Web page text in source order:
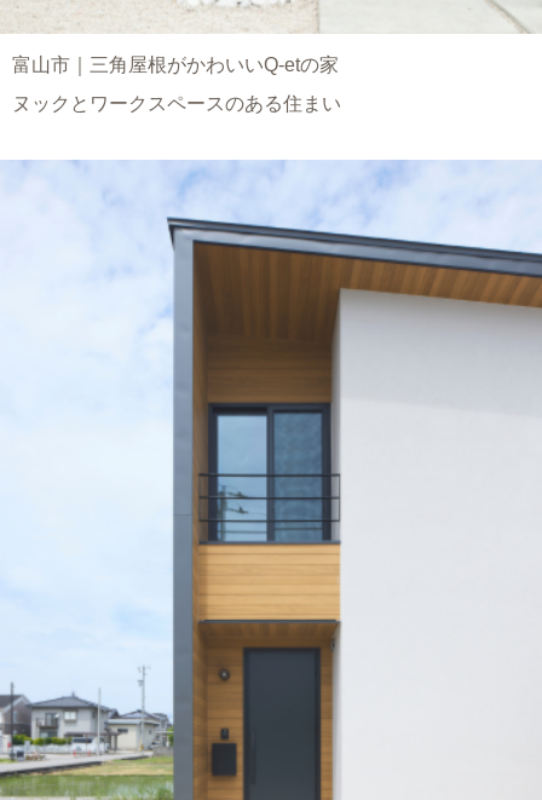
富山市｜三角屋根がかわいいQ-etの家
ヌックとワークスペースのある住まい